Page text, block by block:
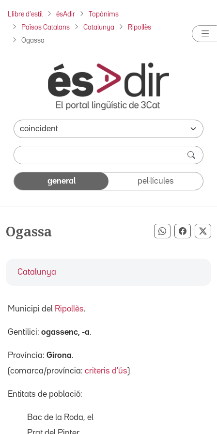
Llibre d'estil ésAdir Topònims
Països Catalans Catalunya Ripollès
Ogassa
general pel·lícules
Ogassa Compartir
Catalunya
Municipi del Ripollès.
Gentilici: ogassenc, -a.
Província: Girona.
(comarca/província: criteris d'ús)
Entitats de població:
Bac de la Roda, el